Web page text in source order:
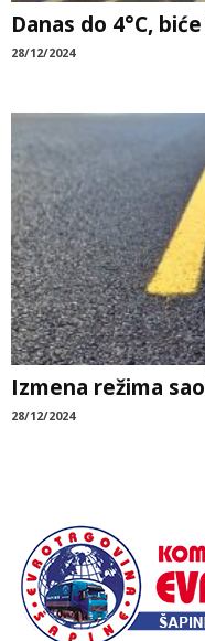
Danas do 4°C,
28/12/2024
Izmena režima
28/12/2024